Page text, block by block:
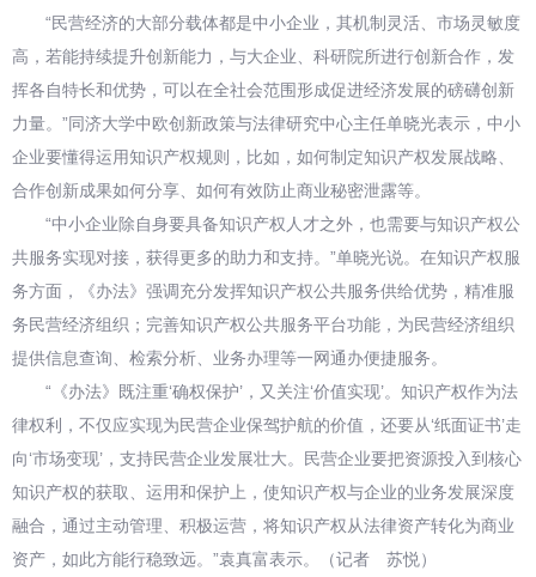
“民营经济的大部分载体都是中小企业，其机制灵活、市场灵敏度
高，若能持续提升创新能力，与大企业、科研院所进行创新合作，发
挥各自特长和优势，可以在全社会范围形成促进经济发展的磅礴创新
力量。”同济大学中欧创新政策与法律研究中心主任单晓光表示，中小
企业要懂得运用知识产权规则，比如，如何制定知识产权发展战略、
合作创新成果如何分享、如何有效防止商业秘密泄露等。
“中小企业除自身要具备知识产权人才之外，也需要与知识产权公
共服务实现对接，获得更多的助力和支持。”单晓光说。在知识产权服
务方面，《办法》强调充分发挥知识产权公共服务供给优势，精准服
务民营经济组织；完善知识产权公共服务平台功能，为民营经济组织
提供信息查询、检索分析、业务办理等一网通办便捷服务。
“《办法》既注重‘确权保护’，又关注‘价值实现’。知识产权作为法
律权利，不仅应实现为民营企业保驾护航的价值，还要从‘纸面证书’走
向‘市场变现’，支持民营企业发展壮大。民营企业要把资源投入到核心
知识产权的获取、运用和保护上，使知识产权与企业的业务发展深度
融合，通过主动管理、积极运营，将知识产权从法律资产转化为商业
资产，如此方能行稳致远。”袁真富表示。（记者 苏悦）